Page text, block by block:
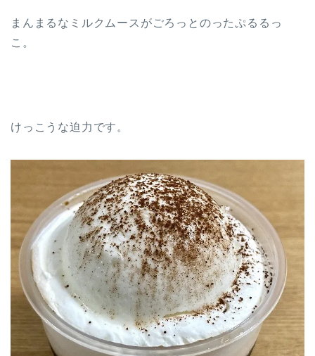
まんまるなミルクムースがごろっとのったぷるるっ
こ。
けっこうな迫力です。